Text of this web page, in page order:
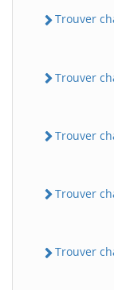
Trouver
Trouver
Trouver
Trouver
Trouver